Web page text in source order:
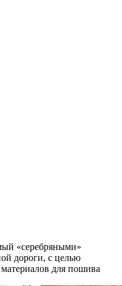
«серебряными»
дороги, с целью
для пошива